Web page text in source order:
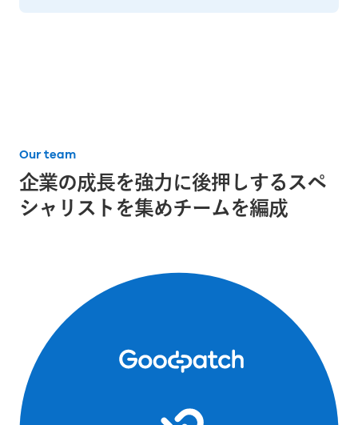
Our team
企業の成長を強力に後押しするスペ
シャリストを集めチームを編成